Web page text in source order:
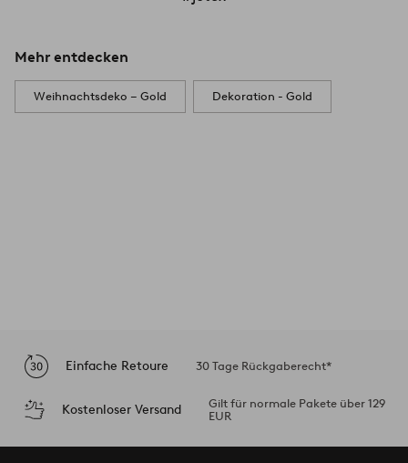
Mehr entdecken
Weihnachtsdeko – Gold Dekoration - Gold
Einfache Retoure 30 Tage Rückgaberecht*
Kostenloser Versand
Gilt für normale Pakete über 129
EUR